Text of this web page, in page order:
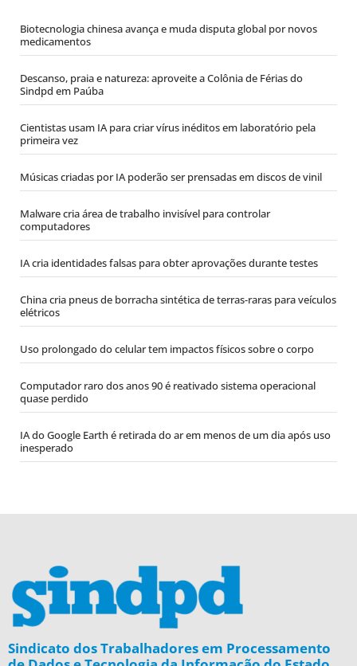
Biotecnologia chinesa avança e muda disputa global por novos
medicamentos
Descanso, praia e natureza: aproveite a Colônia de Férias do
Sindpd em Paúba
Cientistas usam IA para criar vírus inéditos em laboratório pela
primeira vez
Músicas criadas por IA poderão ser prensadas em discos de vinil
Malware cria área de trabalho invisível para controlar
computadores
IA cria identidades falsas para obter aprovações durante testes
China cria pneus de borracha sintética de terras-raras para veículos
elétricos
Uso prolongado do celular tem impactos físicos sobre o corpo
Computador raro dos anos 90 é reativado sistema operacional
quase perdido
IA do Google Earth é retirada do ar em menos de um dia após uso
inesperado
Sindicato dos Trabalhadores em Processamento